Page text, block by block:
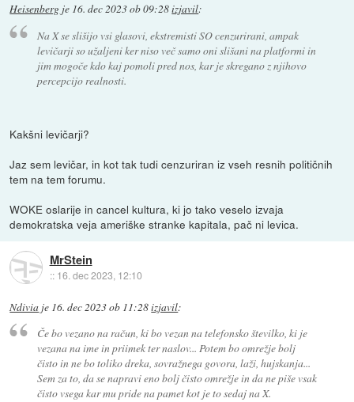
Heisenberg je 16. dec 2023 ob 09:28izjavil:
Na X se slišijo vsi glasovi, ekstremisti SO cenzurirani, ampak
levičarji so užaljeni ker niso več samo oni slišani na platformi in
jim mogoče kdo kaj pomoli pred nos, kar je skregano z njihovo
percepcijo realnosti.
Kakšni levičarji?
Jaz sem levičar, in kot tak tudi cenzuriran iz vseh resnih političnih
tem na tem forumu.
WOKE oslarije in cancel kultura, ki jo tako veselo izvaja
demokratska veja ameriške stranke kapitala, pač ni levica.
MrStein
:: 16. dec 2023, 12:10
Ndivia je 16. dec 2023 ob 11:28izjavil:
Če bo vezano na račun, ki bo vezan na telefonsko številko, ki je
vezana na ime in priimek ter naslov... Potem bo omrežje bolj
čisto in ne bo toliko dreka, sovražnega govora, laži, hujskanja...
Sem za to, da se napravi eno bolj čisto omrežje in da ne piše vsak
čisto vsega kar mu pride na pamet kot je to sedaj na X.